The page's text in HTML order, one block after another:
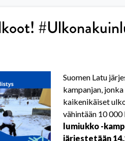
Suomen Latu
kampanjan,
kaikenikäiset
vähintään 10
lumiukko -
järjestetään